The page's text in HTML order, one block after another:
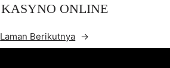
ONLINE
Laman Berikutnya →